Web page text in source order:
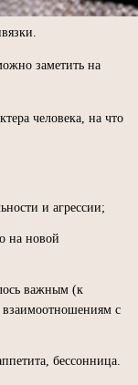
заметить на
человека, на что
и агрессии;
на новой
важным (к
взаимоотношениям с
бессонница.